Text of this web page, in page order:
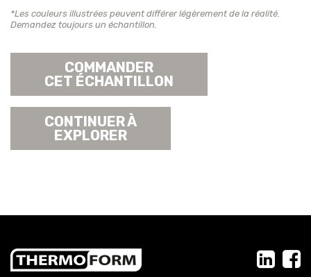
*Les couleurs illustrées peuvent différer légèrement de la réalité.
Demandez toujours un échantillon.
COMMANDER
CET ÉCHANTILLON
CONTINUER À
EXPLORER